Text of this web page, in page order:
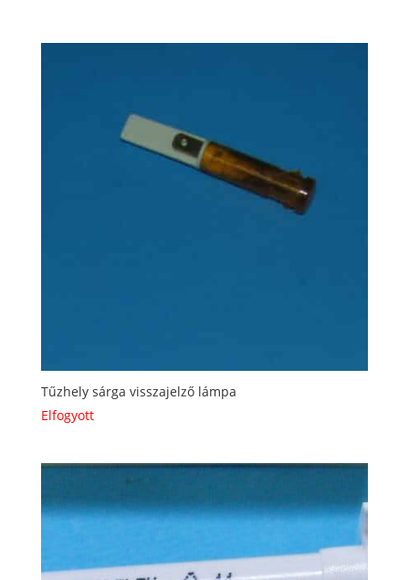
Tűzhely sárga visszajelző lámpa
Elfogyott